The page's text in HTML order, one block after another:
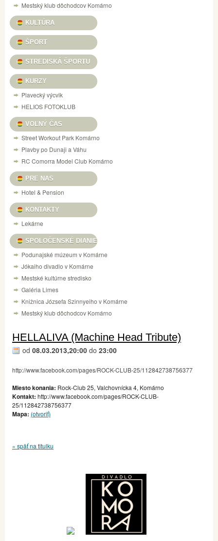
Mestský klub dôchodcov Komárno
KULTÚRA
ŠPORT
STREDISKÁ ŠPORTU
KURZY
Plavecký výcvik
HELIOS FOTOKLUB
VOĽNÝ ČAS
Street Workout Park Komárno
Plavby po Dunaji a Váhu
RC Comorra Model Club Komárno
PRE NAS
Hotel & Pension
KONTAKTY
Lekárne
SPOLOČENSKÉ DIANIE
Podunajské múzeum v Komárne
Jókaiho divadlo v Komárne
Mestské kultúrne stredisko
Galéria Limes
Knižnica Józsefa Szinnyeiho v Komárne
Mestský klub dôchodcov Komárno
HELLALIVA (Machine Head Tribute)
od 08.03.2013,20:00 do 23:00
http://www.facebook.com/pages/ROCK-CLUB-25/112842738756377
Miesto konania: Rock-Club 25, Valchovnícka 4, Komárno
Kontakt: http://www.facebook.com/pages/ROCK-CLUB-
25/112842738756377
Mapa: (otvoriť)
« späť na titulku